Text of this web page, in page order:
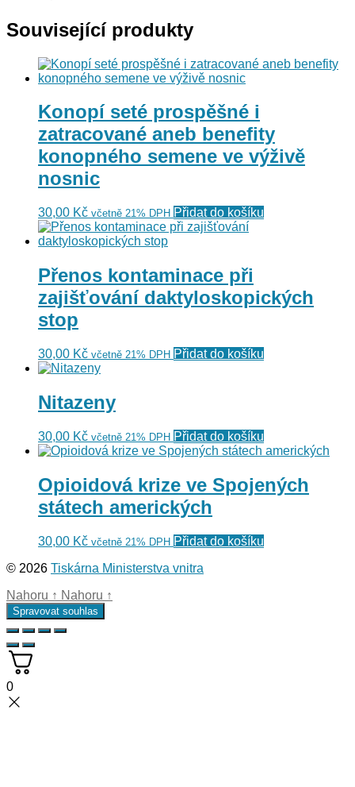
Související produkty
Konopí seté prospěšné i
zatracované aneb benefity
konopného semene ve výživě
nosnic
30,00 Kč včetně 21% DPH Přidat do košíku
Přenos kontaminace při
zajišťování daktyloskopických
stop
30,00 Kč včetně 21% DPH Přidat do košíku
Nitazeny
30,00 Kč včetně 21% DPH Přidat do košíku
Opioidová krize ve Spojených
státech amerických
30,00 Kč včetně 21% DPH Přidat do košíku
© 2026 Tiskárna Ministerstva vnitra
Nahoru ↑ Nahoru ↑
Spravovat souhlas
0